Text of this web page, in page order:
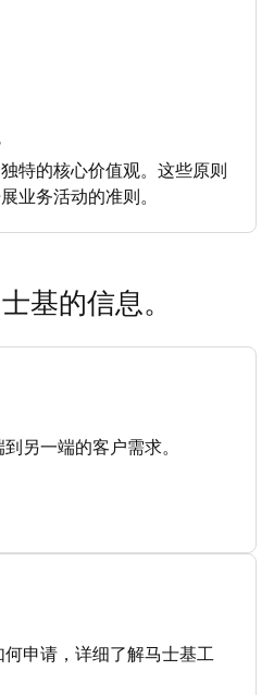
特的核心价值观。这些原则
业务活动的准则。
基的信息。
另一端的客户需求。
申请，详细了解马士基工